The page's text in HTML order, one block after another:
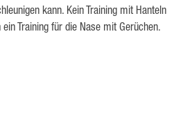
kann. Kein Training mit Hanteln
Training für die Nase mit Gerüchen.